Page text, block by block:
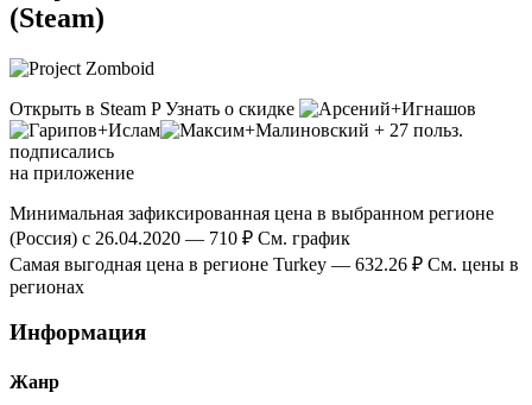
(Steam)
Открыть в Steam P Узнать о скидке
+ 27 польз.
подписались
на приложение
Минимальная зафиксированная цена в выбранном регионе
(Россия) с 26.04.2020 — 710 ₽ См. график
Самая выгодная цена в регионе Turkey — 632.26 ₽ См. цены в
регионах
Информация
Жанр